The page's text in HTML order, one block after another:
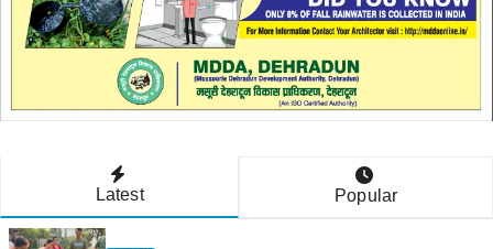
Latest Popular